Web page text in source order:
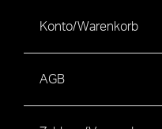
Konto/Warenkorb
AGB